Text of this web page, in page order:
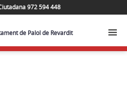
972 594 448
de Palol de Revardit